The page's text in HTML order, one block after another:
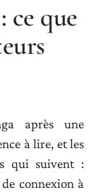
ce que
après une
à lire, et les
qui suivent :
connexion à